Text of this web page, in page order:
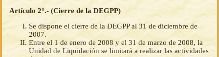
Artículo 2°.- (Cierre de la DEGPP)
Se dispone el cierre de la DEGPP al 31 de diciembre de
2007.
Entre el 1 de enero de 2008 y el 31 de marzo de 2008, la
Unidad de Liquidación se limitará a realizar las actividades